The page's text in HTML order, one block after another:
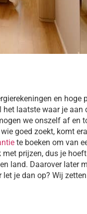
en hoge
laatste waar je aan
we onszelf af en
goed zoekt, komt
te boeken om van
prijzen, dus je
land. Daarover later
je dan op? Wij